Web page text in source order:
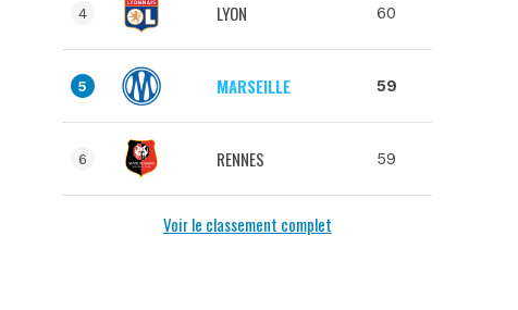
4 LYON 60
5 MARSEILLE 59
6 RENNES 59
Voir le classement complet